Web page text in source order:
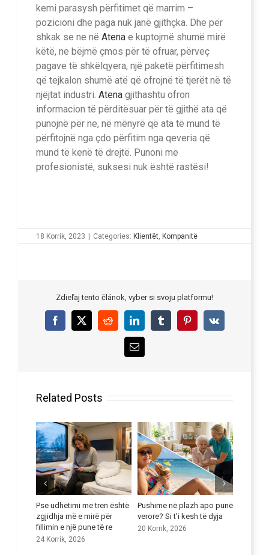
kemi parasysh përfitimet që marrim –
pozicioni dhe paga nuk janë gjithçka. Dhe për
shkak se ne në Atena e kuptojmë shumë mirë
këtë, ne bëjmë çmos për të ofruar, përveç
pagave të shkëlqyera, një paketë përfitimesh
që tejkalon shumë atë që ofrojnë të tjerët në të
njëjtat industri. Atena gjithashtu ofron
informacion të përditësuar për të gjithë ata që
punojnë për ne, në mënyrë që ata të mund të
përfitojnë nga çdo përfitim nga qeveria që
mund të kenë të drejtë. Punoni me
profesionistë, suksesi nuk është rastësi!
18 Korrik, 2023 Categories: Klientët, Kompanitë
Zdieľaj tento článok, vyber si svoju platformu!
Facebook
X RedditLinkedInTumblrPinterest
Vk
Email
Related Posts
Pse udhëtimi me tren është
zgjidhja më e mirë për
fillimin e një pune të re
24 Korrik, 2026
Pushime në plazh apo punë
verore? Si t’i kesh të dyja
20 Korrik, 2026